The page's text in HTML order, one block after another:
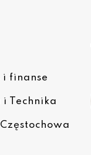
i finanse
i Technika